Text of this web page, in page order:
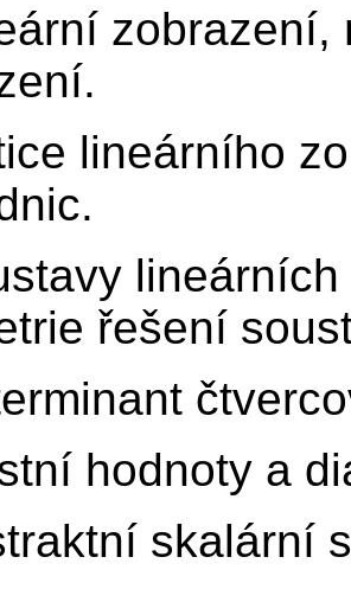
zobrazení,
lineárního
řešení
hodnoty a
skalární